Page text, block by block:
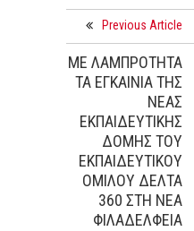
Previous Article
ΜΕ ΛΑΜΠΡΟΤΗΤΑ
ΤΑ ΕΓΚΑΙΝΙΑ ΤΗΣ
ΝΕΑΣ
ΕΚΠΑΙΔΕΥΤΙΚΗΣ
ΔΟΜΗΣ ΤΟΥ
ΕΚΠΑΙΔΕΥΤΙΚΟΥ
ΟΜΙΛΟΥ ΔΕΛΤΑ
360 ΣΤΗ ΝΕΑ
ΦΙΛΑΔΕΛΦΕΙΑ